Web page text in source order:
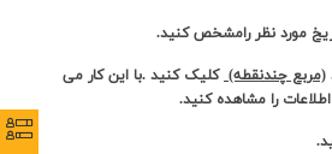
مورد نظر رامشخص کنید.
(مربع چندنقطه)کلیک کنید .با این کار می
را مشاهده کنید.